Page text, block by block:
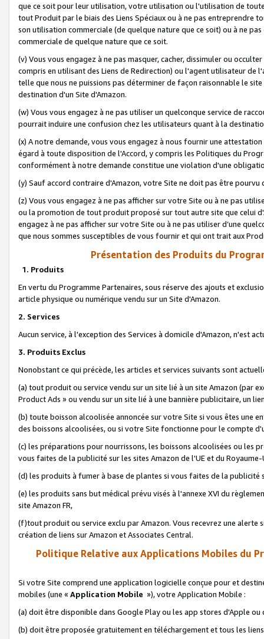
que ce soit pour leur utilisation, votre utilisation ou l'utilisation de
tout Produit par le biais des Liens Spéciaux ou à ne pas entreprendre
son utilisation commerciale (de quelque nature que ce soit) ou à ne
commerciale de quelque nature que ce soit.
(v) Vous vous engagez à ne pas masquer, cacher, dissimuler ou
compris en utilisant des Liens de Redirection) ou l'agent utilisateur
telle que nous ne puissions pas déterminer de façon raisonnable le
destination d'un Site d'Amazon.
(w) Vous vous engagez à ne pas utiliser un quelconque service de
pourrait induire une confusion chez les utilisateurs quant à la
(x) A notre demande, vous vous engagez à nous fournir une
égard à toute disposition de l'Accord, y compris les Politiques du
conformément à notre demande constitue une violation d'une
(y) Sauf accord contraire d'Amazon, votre Site ne doit pas être
(z) Vous vous engagez à ne pas afficher sur votre Site ou à ne pas
ou la promotion de tout produit proposé sur tout autre site que celui
engagez à ne pas afficher sur votre Site ou à ne pas utiliser d’une
que nous sommes susceptibles de vous fournir et qui ont trait aux
Présentation des Produits du
1. Produits
En vertu du Programme Partenaires, sous réserve des ajouts et
article physique ou numérique vendu sur un Site d'Amazon.
2. Services
Aucun service, à l'exception des Services à domicile d'Amazon, n'est
3. Produits Exclus
Nonobstant ce qui précède, les articles et services suivants sont
(a) tout produit ou service vendu sur un site lié à un site Amazon (par
Product Ads » ou vendu sur un site lié à une bannière publicitaire, un
(b) toute boisson alcoolisée annoncée sur votre Site si vous êtes une
des boissons alcoolisées, ou si votre Site fonctionne pour le compte
(c) les préparations pour nourrissons, les boissons alcoolisées ou les
vous faites de la publicité sur les sites Amazon de l'UE et du Royaume-
(d) les produits à fumer à base de plantes si vous faites de la publicité
(e) les produits sans but médical prévu visés à l'annexe XVI du
site Amazon FR,
(f)tout produit ou service exclu par Amazon. Vous recevrez une alerte
création de liens sur Amazon et Associates Central.
Politique Relative aux Applications Mobiles du
Si votre Site comprend une application logicielle conçue pour et
mobiles (une « Application Mobile »), votre Application Mobile :
(a) doit être disponible dans Google Play ou les app stores d'Apple ou
(b) doit être proposée gratuitement en téléchargement et tous les